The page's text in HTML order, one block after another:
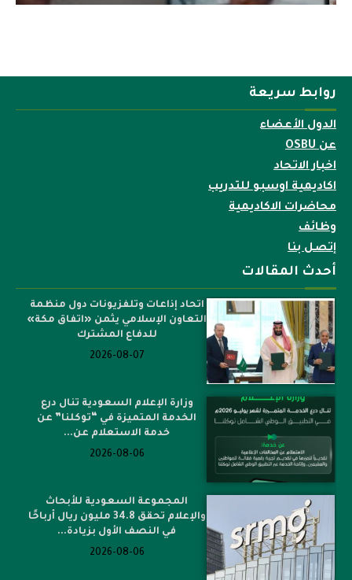
روابط سريعة
الدول الأعضاء
عن OSBU
اخبار الاتحاد
اكاديمية اوسبو للتدريب
محاضرات الاكاديمية
وظائف
إتصل بنا
أحدث المقالات
اتحاد إذاعات وتلفزيونات دول منظمة
التعاون الإسلامي يثمن «اتفاق مكة»
للدفاع المشترك
2026-08-07
وزارة الإعلام السعودية تنال درع
الخدمة المتميزة في “توكلنا” عن
خدمة الاستعلام عن...
2026-08-06
المجموعة السعودية للأبحاث
والإعلام تحقق 34.8 مليون ريال أرباحًا
في النصف الأول بزيادة...
2026-08-06